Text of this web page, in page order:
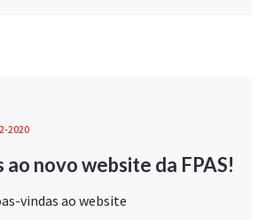
2020
ao novo website da FPAS!
vindas ao website